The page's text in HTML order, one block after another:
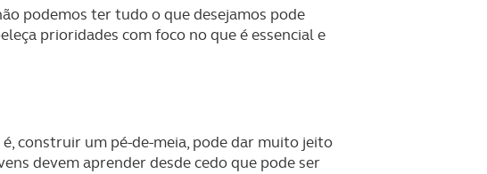
podemos ter tudo o que desejamos pode
prioridades com foco no que é essencial e
construir um pé-de-meia, pode dar muito jeito
devem aprender desde cedo que pode ser